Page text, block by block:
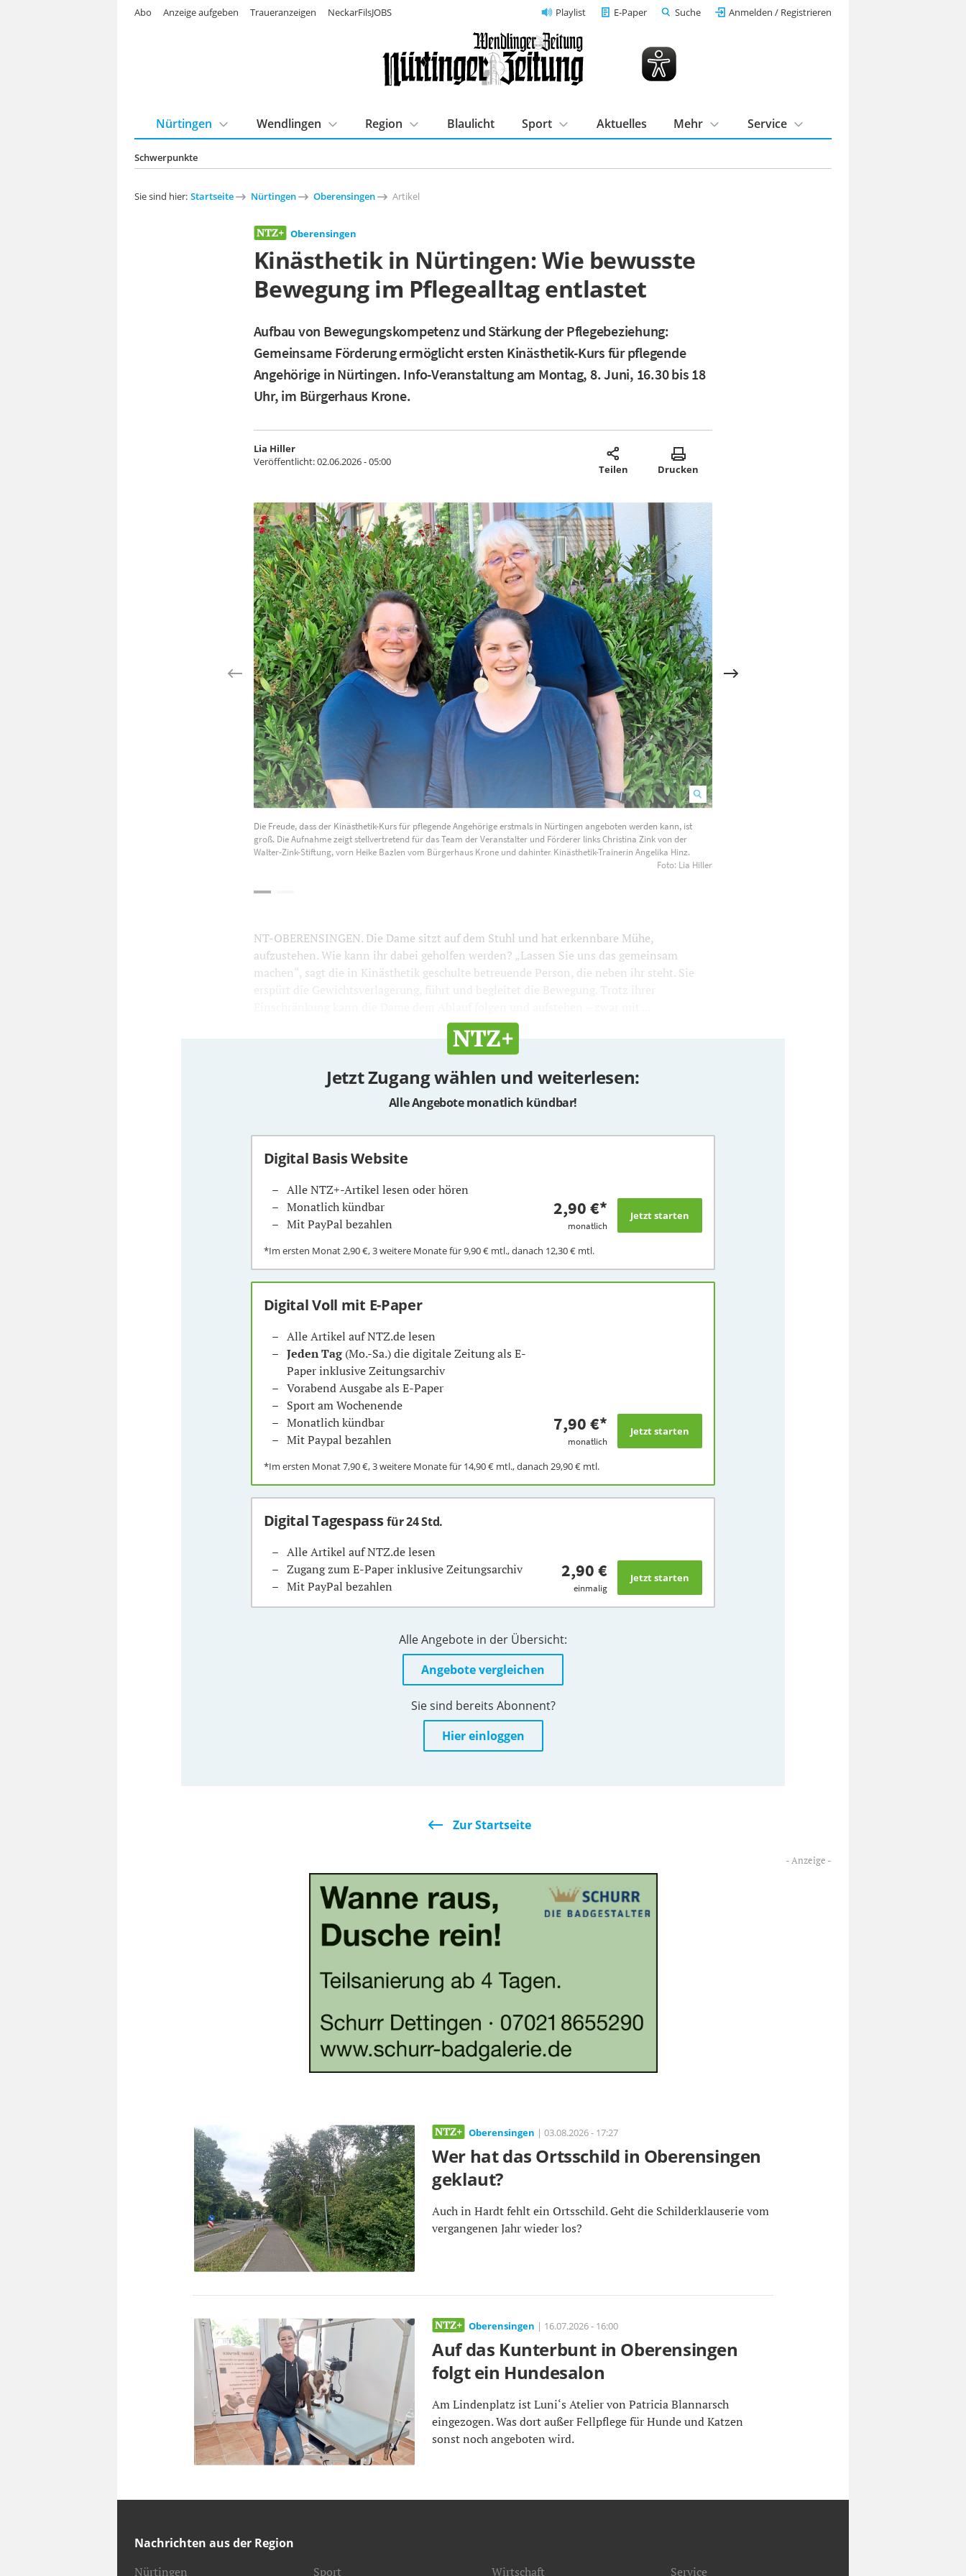
Playlist E-Paper Suche Anmelden / Registrieren
Schwerpunkte
Nürtingen Wendlingen Region Blaulicht Sport Aktuelles Mehr Service
Abo Anzeige aufgeben Traueranzeigen NeckarFilsJOBS
Sie sind hier: Startseite Nürtingen Oberensingen Artikel
Oberensingen
Kinästhetik in Nürtingen: Wie bewusste
Bewegung im Pflegealltag entlastet
Aufbau von Bewegungskompetenz und Stärkung der Pflegebeziehung:
Gemeinsame Förderung ermöglicht ersten Kinästhetik-Kurs für pflegende
Angehörige in Nürtingen. Info-Veranstaltung am Montag, 8. Juni, 16.30 bis 18
Uhr, im Bürgerhaus Krone.
Lia Hiller
Veröffentlicht:02.06.2026 - 05:00
Teilen Drucken
Die Freude, dass der Kinästhetik-Kurs für pflegende Angehörige erstmals in Nürtingen angeboten werden kann, ist
groß. Die Aufnahme zeigt stellvertretend für das Team der Veranstalter und Förderer links Christina Zink von der
Walter-Zink-Stiftung, vorn Heike Bazlen vom Bürgerhaus Krone und dahinter Kinästhetik-Trainerin Angelika Hinz.
Foto: Lia Hiller
NT-OBERENSINGEN. Die Dame sitzt auf dem Stuhl und hat erkennbare Mühe,
aufzustehen. Wie kann ihr dabei geholfen werden? „Lassen Sie uns das gemeinsam
machen“, sagt die in Kinästhetik geschulte betreuende Person, die neben ihr steht. Sie
erspürt die Gewichtsverlagerung, führt und begleitet die Bewegung. Trotz ihrer
Jetzt Zugang wählen und weiterlesen:
Alle Angebote monatlich kündbar!
Digital Basis Website
Alle NTZ+-Artikel lesen oder hören
Monatlich kündbar
Mit PayPal bezahlen
2,90 €*
monatlich
*Im ersten Monat2,90 €, 3 weitere Monate für9,90 €mtl., danach 12,30 €mtl.
Digital Voll mit E-Paper
Alle Artikel auf NTZ.de lesen
Jeden Tag(Mo.-Sa.) die digitale Zeitung als E-
Paper inklusive Zeitungsarchiv
Vorabend Ausgabe als E-Paper
Sport am Wochenende
Monatlich kündbar
Mit Paypal bezahlen
7,90 €*
monatlich
*Im ersten Monat7,90 €, 3 weitere Monate für 14,90 €mtl., danach 29,90 €mtl.
Digital Tagespassfür 24 Std.
Alle Artikel auf NTZ.de lesen
Zugang zum E-Paper inklusive Zeitungsarchiv
Mit PayPal bezahlen
2,90 €
einmalig
Alle Angebote in der Übersicht:
Angebote vergleichen
Sie sind bereits Abonnent?
Hier einloggen
Zur Startseite
Oberensingen | 03.08.2026 - 17:27
Wer hat das Ortsschild in Oberensingen
geklaut?
Auch in Hardt fehlt ein Ortsschild. Geht die Schilderklauserie vom
vergangenen Jahr wieder los?
Oberensingen | 16.07.2026 - 16:00
Auf das Kunterbunt in Oberensingen
folgt ein Hundesalon
Am Lindenplatz ist Luni‘s Atelier von Patricia Blannarsch
eingezogen. Was dort außer Fellpflege für Hunde und Katzen
sonst noch angeboten wird.
Nachrichten aus der Region
Nürtingen
Sport Wirtschaft Service